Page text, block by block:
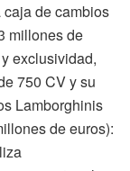
de cambios
millones de
exclusividad,
750 CV y su
Lamborghinis
de euros):